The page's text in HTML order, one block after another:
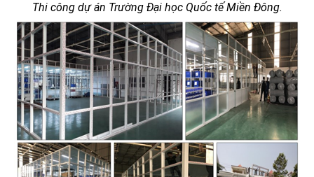
Thi công dự án Trường Đại học Quốc tế Miền Đông.